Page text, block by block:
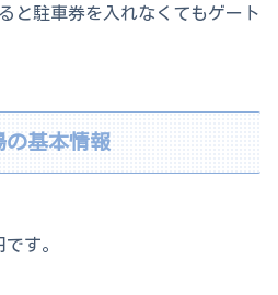
と駐車券を入れなくてもゲート
の基本情報
す。